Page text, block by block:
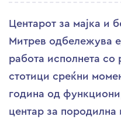
Центарот за мајка и
Митрев одбележува
работа исполнета со
стотици среќни
година од
центар за